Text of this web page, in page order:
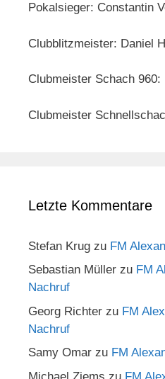
Pokalsieger: Constantin
Clubblitzmeister: Daniel
Clubmeister Schach 960:
Clubmeister
Letzte Kommentare
Stefan Krug zu FM
Sebastian Müller zu FM
Nachruf
Georg Richter zu FM
Nachruf
Samy Omar zu FM
Michael Ziems zu FM